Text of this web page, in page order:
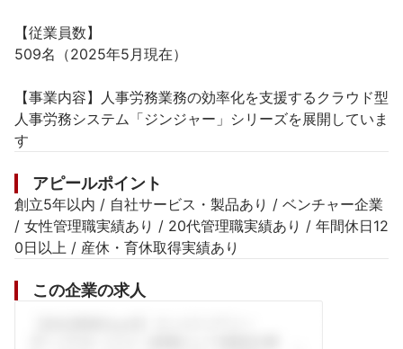
【従業員数】
509名（2025年5月現在）
【事業内容】人事労務業務の効率化を支援するクラウド型
人事労務システム「ジンジャー」シリーズを展開していま
アピールポイント
創立5年以内 / 自社サービス・製品あり / ベンチャー企業
/ 女性管理職実績あり / 20代管理職実績あり / 年間休日12
0日以上 / 産休・育休取得実績あり
この企業の求人